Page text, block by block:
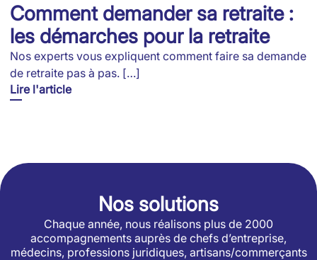
Comment demander sa retraite :
les démarches pour la retraite
Nos experts vous expliquent comment faire sa demande
de retraite pas à pas. […]
Lire l'article
Nos solutions
Chaque année, nous réalisons plus de 2000
accompagnements auprès de chefs d’entreprise,
médecins, professions juridiques, artisans/commerçants